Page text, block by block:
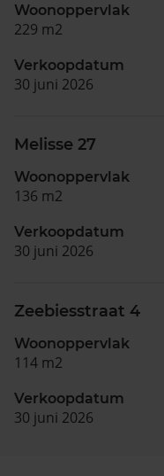
Woonoppervlak
229 m2
Verkoopdatum
30 juni 2026
Melisse 27
Woonoppervlak
136 m2
Verkoopdatum
30 juni 2026
Zeebiesstraat 4
Woonoppervlak
114 m2
Verkoopdatum
30 juni 2026